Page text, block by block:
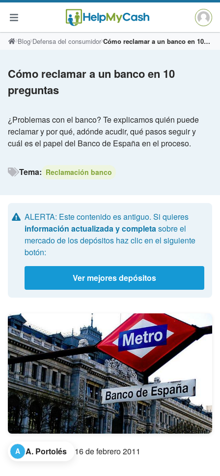
SaltarBlog Defensa del consumidor Cómo reclamar a un banco en 10 preguntas
Cómo reclamar a un banco en 10
preguntas
¿Problemas con el banco? Te explicamos quién puede
reclamar y por qué, adónde acudir, qué pasos seguir y
cuál es el papel del Banco de España en el proceso.
Tema: Reclamación banco
ALERTA: Este contenido es antiguo. Si quieres
información actualizada y completa sobre el
mercado de los depósitos haz clic en el siguiente
botón:
Ver mejores depósitos
A A. Portolés 16 de febrero 2011